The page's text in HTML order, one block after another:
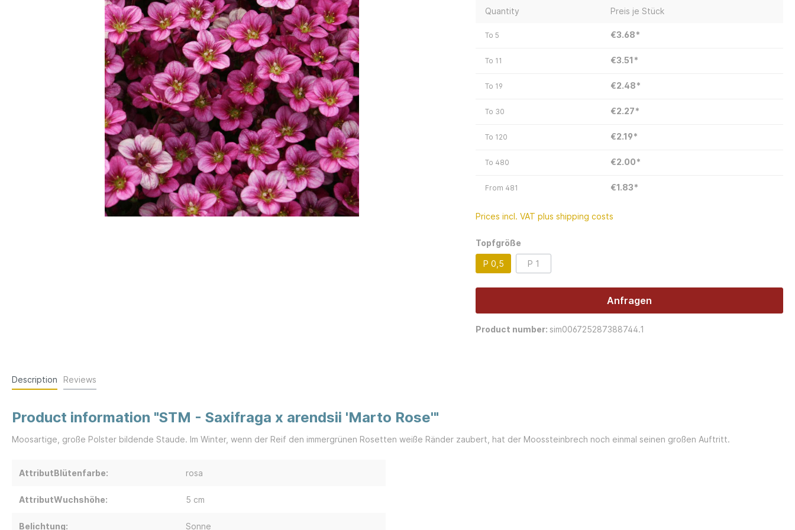
Quantity Preis je Stück
To 5 €3.68*
To 11 €3.51*
To 19 €2.48*
To 30 €2.27*
To 120 €2.19*
To 480 €2.00*
From 481 €1.83*
Prices incl. VAT plus shipping costs
Topfgröße
P 0,5 P 1
Anfragen
Product number: sim006725287388744.1
Description Reviews
Product information "STM - Saxifraga x arendsii 'Marto Rose'"
Moosartige, große Polster bildende Staude. Im Winter, wenn der Reif den immergrünen Rosetten weiße Ränder zaubert, hat der Moossteinbrech noch einmal seinen großen Auftritt.
AttributBlütenfarbe: rosa
AttributWuchshöhe: 5 cm
Belichtung: Sonne